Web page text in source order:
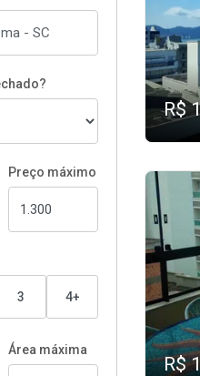
Preço máximo
3 4+
Área máxima
R$
R$